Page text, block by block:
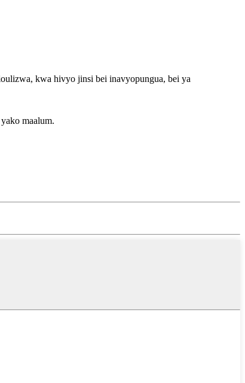
kwa hivyo jinsi bei inavyopungua, bei ya
maalum.